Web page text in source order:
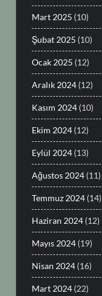
Mart 2025 (10)
Şubat 2025 (10)
Ocak 2025 (12)
Aralık 2024 (12)
Kasım 2024 (10)
Ekim 2024 (12)
Eylül 2024 (13)
Ağustos 2024 (11)
Temmuz 2024 (14)
Haziran 2024 (12)
Mayıs 2024 (19)
Nisan 2024 (16)
Mart 2024 (22)